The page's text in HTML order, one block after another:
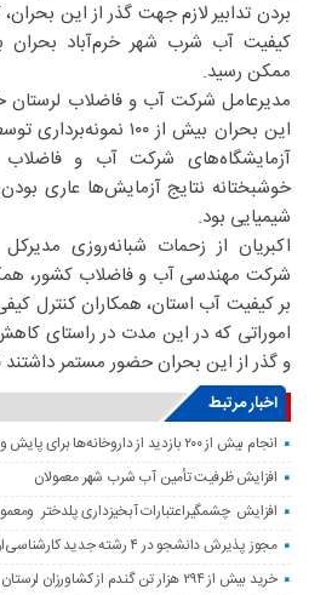
بردن تدابیر لازم جهت گذر از این
کیفیت آب شرب شهر خرم‌آباد بحران
ممکن رسید.
مدیرعامل شرکت آب و فاضلاب لرستان
این بحران بیش از ۱۰۰
آزمایشگاه‌های شرکت آب و
خوشبختانه نتایج آزمایش‌ها عاری
شیمیایی بود.
اکبریان از زحمات شبانه‌روزی
شرکت مهندسی آب و فاضلاب کشور،
بر کیفیت آب استان، همکاران کنترل
اموراتی که در این مدت در راستای
و گذر از این بحران حضور مستمر داشتند
اخبار مرتبط
انجام بیش از ۲۰۰ بازدید از داروخانه‌ها برای پایش وضعیت دارویی لرستان
افزایش ظرفیت تأمین آب شرب شهر معمولان
افزایش چشمگیراعتبارات آبخیزداری پلدختر
مجوز پذیرش دانشجو در ۴ رشته جدید کارشناسی‌ارشد دانشگاه لرستان صادر شد
خرید بیش از ۲۹۴ هزار تن گندم از کشاورزان لرستان